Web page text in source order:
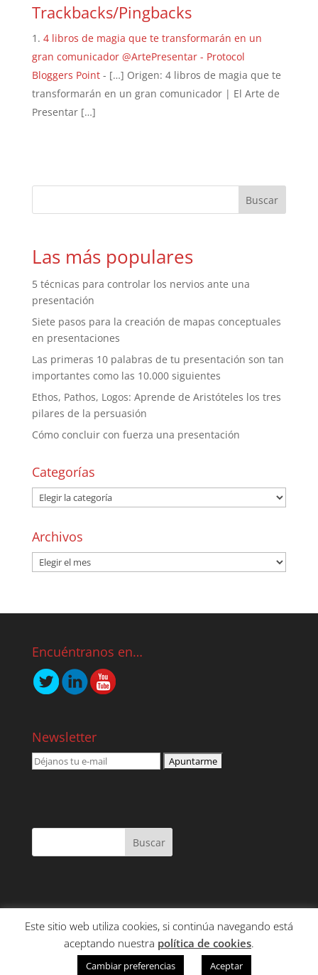
Trackbacks/Pingbacks
4 libros de magia que te transformarán en un
gran comunicador @ArtePresentar - Protocol
Bloggers Point- […] Origen: 4 libros de magia que te
transformarán en un gran comunicador | El Arte de
Presentar […]
Las más populares
5 técnicas para controlar los nervios ante una
presentación
Siete pasos para la creación de mapas conceptuales
en presentaciones
Las primeras 10 palabras de tu presentación son tan
importantes como las 10.000 siguientes
Ethos, Pathos, Logos: Aprende de Aristóteles los tres
pilares de la persuasión
Cómo concluir con fuerza una presentación
Categorías
Archivos
Encuéntranos en…
Newsletter
SERVICIOS
CONTENIDO
CLIENTES
CONTACTO
Este sitio web utiliza cookies, si continúa navegando está
aceptando nuestra política de cookies.
Cambiar preferencias Aceptar